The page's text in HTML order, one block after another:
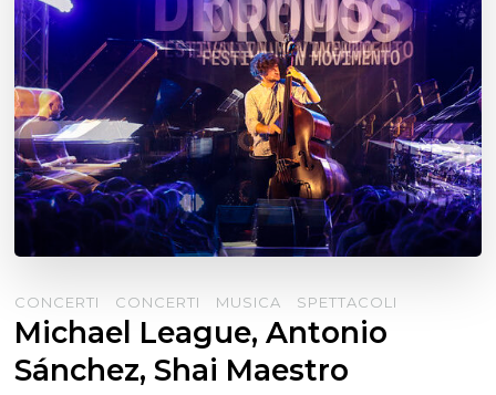
CONCERTI CONCERTI MUSICA SPETTACOLI
Michael League, Antonio
Sánchez, Shai Maestro